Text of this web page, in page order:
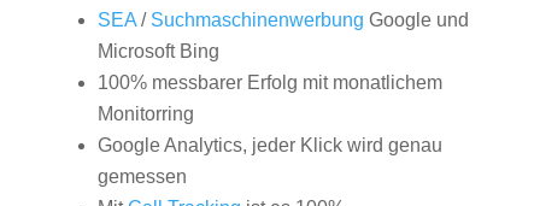
SEA/ Suchmaschinenwerbung Google und
Microsoft Bing
100% messbarer Erfolg mit monatlichem
Monitorring
Google Analytics, jeder Klick wird genau
gemessen